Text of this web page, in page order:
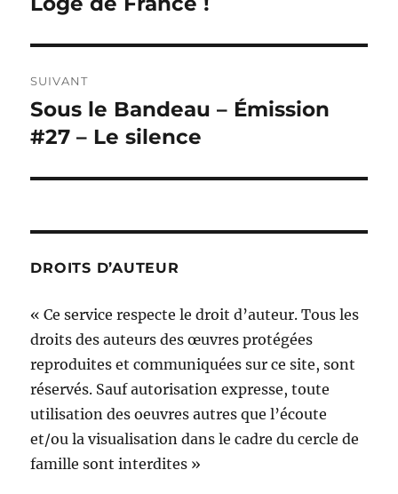
SUIVANT
Publication
suivante :
Sous le Bandeau – Émission
#27 – Le silence
DROITS D’AUTEUR
« Ce service respecte le droit d’auteur. Tous les
droits des auteurs des œuvres protégées
reproduites et communiquées sur ce site, sont
réservés. Sauf autorisation expresse, toute
utilisation des oeuvres autres que l’écoute
et/ou la visualisation dans le cadre du cercle de
famille sont interdites »